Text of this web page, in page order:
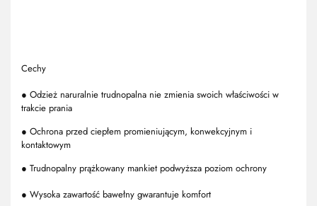
Cechy
● Odzież naruralnie trudnopalna nie zmienia swoich właściwości w
trakcie prania
● Ochrona przed ciepłem promieniującym, konwekcyjnym i
kontaktowym
● Trudnopalny prążkowany mankiet podwyższa poziom ochrony
● Wysoka zawartość bawełny gwarantuje komfort